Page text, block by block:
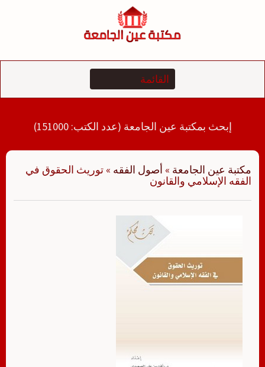
إبحث بمكتبة عين الجامعة (عدد الكتب: 151000)
مكتبة عين الجامعة » أصول الفقه » توريث الحقوق في
الفقه الإسلامي والقانون